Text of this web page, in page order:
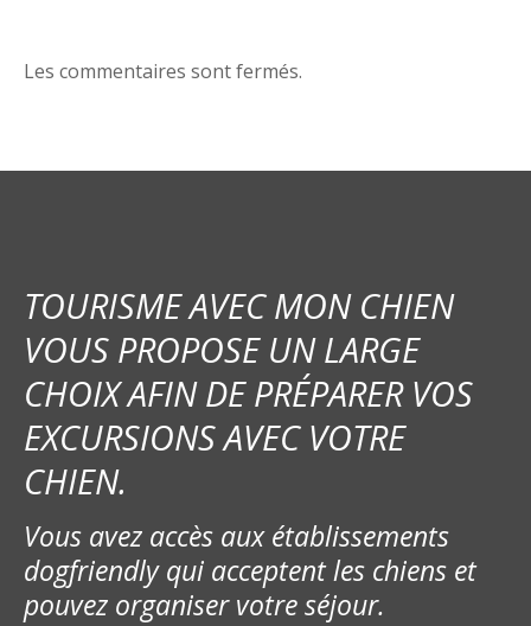
l
a
i
c
l
e
Les commentaires sont fermés.
TOURISME AVEC MON CHIEN
VOUS PROPOSE UN LARGE
CHOIX AFIN DE PRÉPARER VOS
EXCURSIONS AVEC VOTRE
CHIEN.
Vous avez accès aux établissements
dogfriendly qui acceptent les chiens et
pouvez organiser votre séjour.